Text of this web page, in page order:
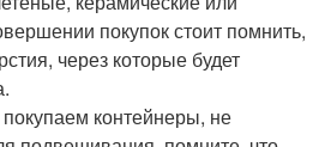
покупок стоит помнить,
через которые будет
контейнеры, не